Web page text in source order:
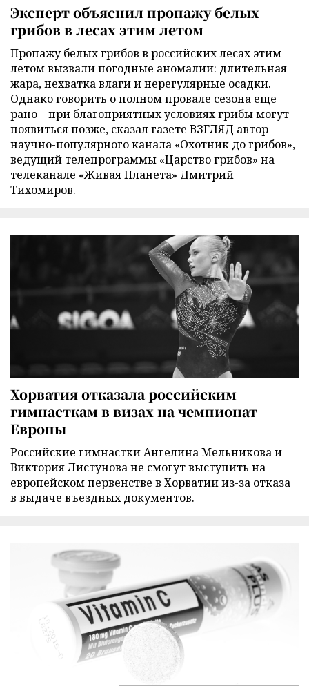
Эксперт объяснил пропажу белых
грибов в лесах этим летом
Пропажу белых грибов в российских лесах этим
летом вызвали погодные аномалии: длительная
жара, нехватка влаги и нерегулярные осадки.
Однако говорить о полном провале сезона еще
рано – при благоприятных условиях грибы могут
появиться позже, сказал газете ВЗГЛЯД автор
научно-популярного канала «Охотник до грибов»,
ведущий телепрограммы «Царство грибов» на
телеканале «Живая Планета» Дмитрий
Тихомиров.
Хорватия отказала российским
гимнасткам в визах на чемпионат
Европы
Российские гимнастки Ангелина Мельникова и
Виктория Листунова не смогут выступить на
европейском первенстве в Хорватии из-за отказа
в выдаче въездных документов.